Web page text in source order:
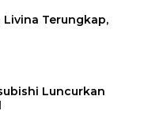
Livina Terungkap,
Luncurkan